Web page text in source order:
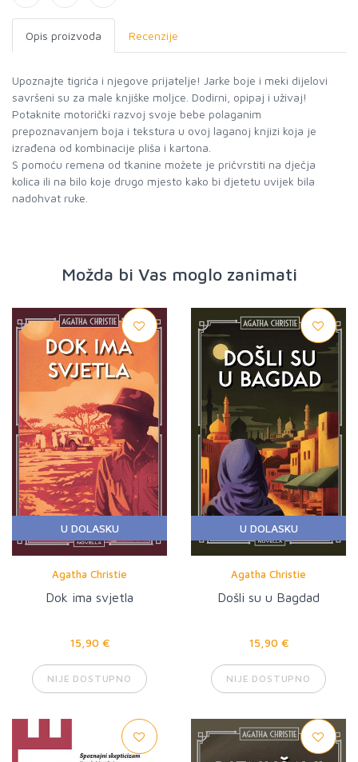
Opis proizvoda Recenzije
Upoznajte tigrića i njegove prijatelje! Jarke boje i meki dijelovi
savršeni su za male knjiške moljce. Dodirni, opipaj i uživaj!
Potaknite motorički razvoj svoje bebe polaganim
prepoznavanjem boja i tekstura u ovoj laganoj knjizi koja je
izrađena od kombinacije pliša i kartona.
S pomoću remena od tkanine možete je pričvrstiti na dječja
kolica ili na bilo koje drugo mjesto kako bi djetetu uvijek bila
nadohvat ruke.
Možda bi Vas moglo zanimati
U DOLASKU
Agatha Christie
Dok ima svjetla
15,90 €
NIJE DOSTUPNO
U DOLASKU
Agatha Christie
Došli su u Bagdad
15,90 €
NIJE DOSTUPNO